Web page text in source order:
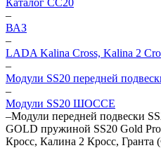
Каталог CC20
–
ВАЗ
–
LADA Kalina Cross, Kalina 2
–
Модули SS20 передней
–
Модули SS20 ШОССЕ
–Модули передней подвески
GOLD пружиной SS20 Gold
Кросс, Калина 2 Кросс, Гранта